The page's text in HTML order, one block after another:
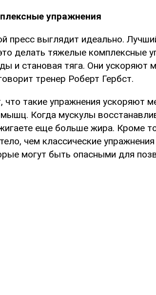
упражнения
пресс выглядит идеально.
делать тяжелые комплексные
и становая тяга. Они ускоряют
тренер Роберт Гербст.
что такие упражнения ускоряют
Когда мускулы
еще больше жира. Кроме
чем классические
могут быть опасными для